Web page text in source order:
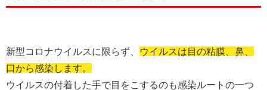
新型コロナウイルスに限らず、
ウイルスは目の粘膜、鼻、
口から感染します。
ウイルスの付着した手で目をこするのも感染ルートの一つ